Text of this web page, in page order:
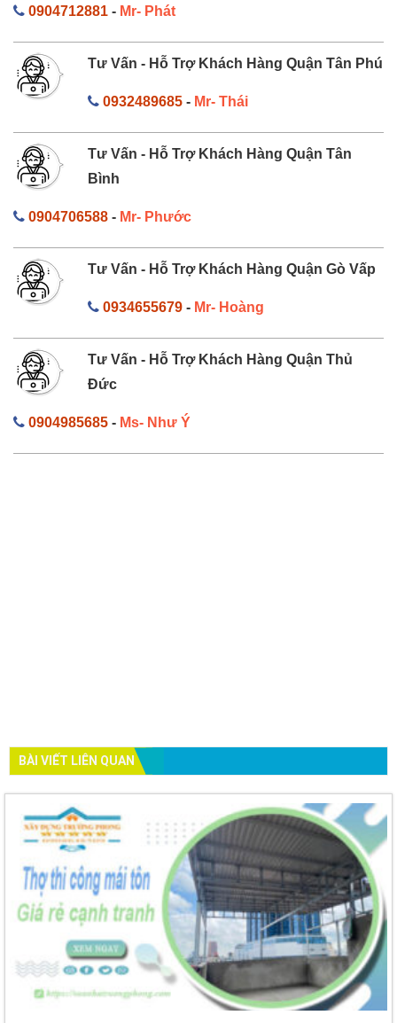
0904712881 - Mr- Phát
Tư Vấn - Hỗ Trợ Khách Hàng Quận Tân Phú
0932489685- Mr- Thái
Tư Vấn - Hỗ Trợ Khách Hàng Quận Tân
Bình
0904706588 - Mr- Phước
Tư Vấn - Hỗ Trợ Khách Hàng Quận Gò Vấp
0934655679- Mr- Hoàng
Tư Vấn - Hỗ Trợ Khách Hàng Quận Thủ
Đức
0904985685 - Ms- Như Ý
BÀI VIẾT LIÊN QUAN